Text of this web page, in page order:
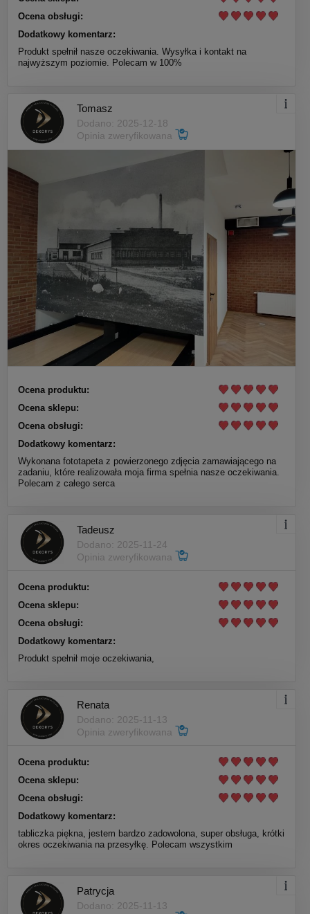
Ocena obsługi:
Dodatkowy komentarz:
Produkt spełnił nasze oczekiwania. Wysyłka i kontakt na
najwyższym poziomie. Polecam w 100%
Tomasz
Dodano: 2025-12-18
Opinia zweryfikowana
Ocena produktu:
Ocena sklepu:
Ocena obsługi:
Dodatkowy komentarz:
Wykonana fototapeta z powierzonego zdjęcia zamawiającego na
zadaniu, które realizowała moja firma spełnia nasze oczekiwania.
Polecam z całego serca
Tadeusz
Dodano: 2025-11-24
Opinia zweryfikowana
Ocena produktu:
Ocena sklepu:
Ocena obsługi:
Dodatkowy komentarz:
Produkt spełnił moje oczekiwania,
Renata
Dodano: 2025-11-13
Opinia zweryfikowana
Ocena produktu:
Ocena sklepu:
Ocena obsługi:
Dodatkowy komentarz:
tabliczka piękna, jestem bardzo zadowolona, super obsługa, krótki
okres oczekiwania na przesyłkę. Polecam wszystkim
Patrycja
Dodano: 2025-11-13